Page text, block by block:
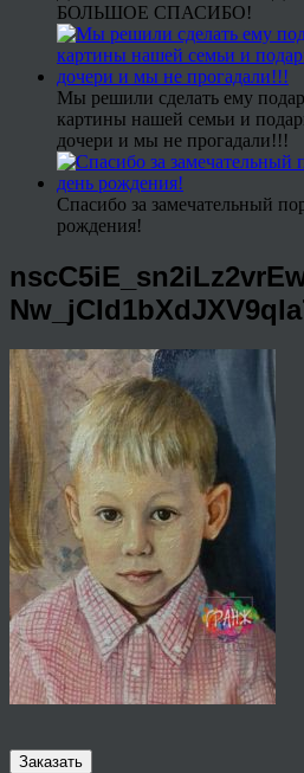
БОЛЬШОЕ СПАСИБО!
Мы решили сделать ему
картины нашей семьи и
дочери и мы не прогадали!!!
Спасибо за замечательный
рождения!
Заказать